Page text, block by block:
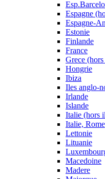
Espagne
Espagne-
Estonie
Finlande
France
Grece
Hongrie
Ibiza
Iles anglo-
Irlande
Islande
Italie (hors
Italie, Rome
Lettonie
Lituanie
Macedoine
Madere